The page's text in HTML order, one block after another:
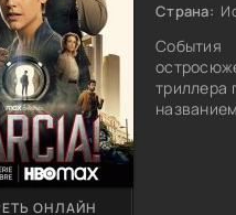
Страна:
События
триллера
названием
ОНЛАЙН